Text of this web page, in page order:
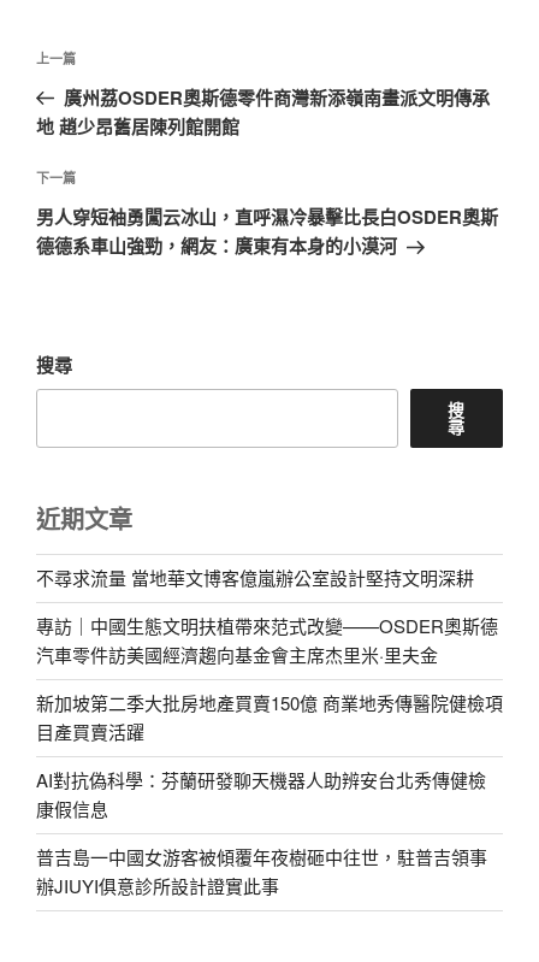
文
導
覽
上
一
篇
章
上一篇
廣州荔OSDER奧斯德零件商灣新添嶺南畫派文明傳承
地 趙少昂舊居陳列館開館
下
一
篇
下一篇
男人穿短袖勇闖云冰山，直呼濕冷暴擊比長白OSDER奧斯
德德系車山強勁，網友：廣東有本身的小漠河
搜尋
搜
尋
近期文章
不尋求流量 當地華文博客億嵐辦公室設計堅持文明深耕
專訪｜中國生態文明扶植帶來范式改變——OSDER奧斯德
汽車零件訪美國經濟趨向基金會主席杰里米·里夫金
新加坡第二季大批房地產買賣150億 商業地秀傳醫院健檢項
目產買賣活躍
AI對抗偽科學：芬蘭研發聊天機器人助辨安台北秀傳健檢
康假信息
普吉島一中國女游客被傾覆年夜樹砸中往世，駐普吉領事
辦JIUYI俱意診所設計證實此事